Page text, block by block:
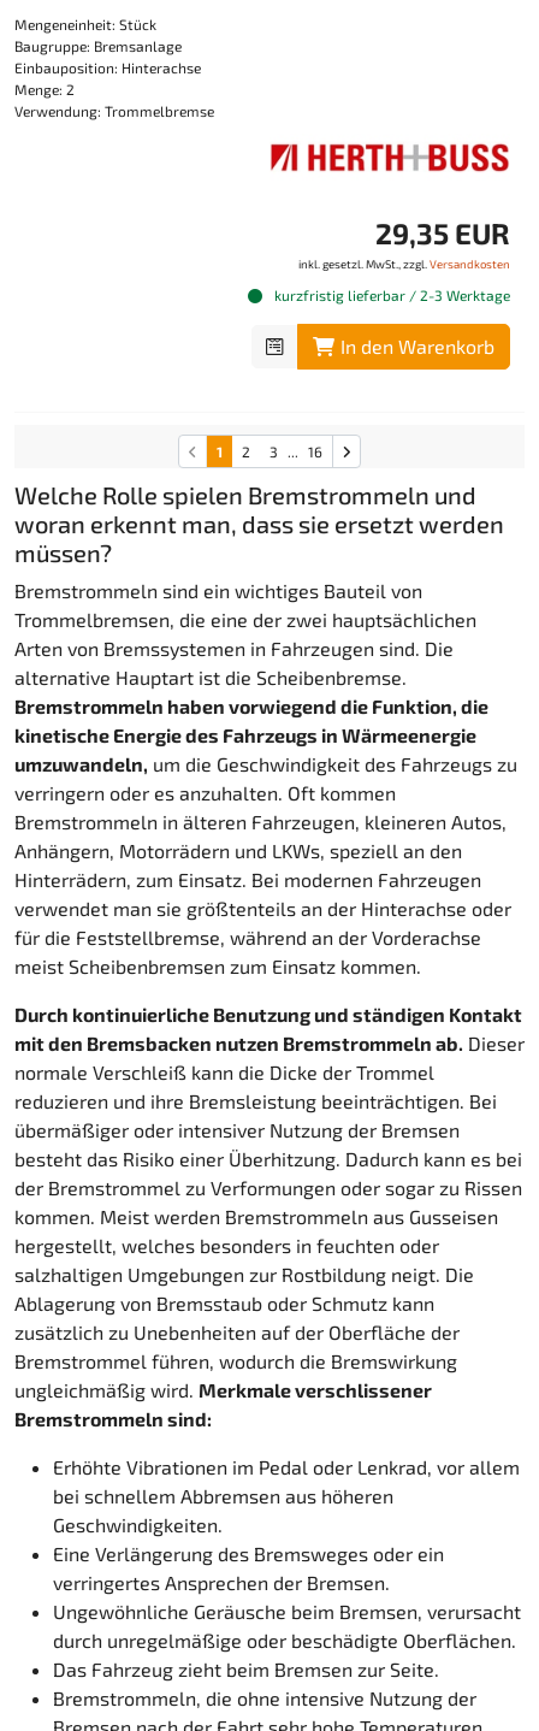
Mengeneinheit: Stück
Baugruppe: Bremsanlage
Einbauposition: Hinterachse
Menge: 2
Verwendung: Trommelbremse
29,35 EUR
inkl. gesetzl. MwSt., zzgl. Versandkosten
kurzfristig lieferbar / 2-3 Werktage
In den Warenkorb
1 2 3 ... 16
Welche Rolle spielen Bremstrommeln und
woran erkennt man, dass sie ersetzt werden
müssen?
Bremstrommeln sind ein wichtiges Bauteil von
Trommelbremsen, die eine der zwei hauptsächlichen
Arten von Bremssystemen in Fahrzeugen sind. Die
alternative Hauptart ist die Scheibenbremse.
Bremstrommeln haben vorwiegend die Funktion, die
kinetische Energie des Fahrzeugs in Wärmeenergie
umzuwandeln, um die Geschwindigkeit des Fahrzeugs zu
verringern oder es anzuhalten. Oft kommen
Bremstrommeln in älteren Fahrzeugen, kleineren Autos,
Anhängern, Motorrädern und LKWs, speziell an den
Hinterrädern, zum Einsatz. Bei modernen Fahrzeugen
verwendet man sie größtenteils an der Hinterachse oder
für die Feststellbremse, während an der Vorderachse
meist Scheibenbremsen zum Einsatz kommen.
Durch kontinuierliche Benutzung und ständigen Kontakt
mit den Bremsbacken nutzen Bremstrommeln ab. Dieser
normale Verschleiß kann die Dicke der Trommel
reduzieren und ihre Bremsleistung beeinträchtigen. Bei
übermäßiger oder intensiver Nutzung der Bremsen
besteht das Risiko einer Überhitzung. Dadurch kann es bei
der Bremstrommel zu Verformungen oder sogar zu Rissen
kommen. Meist werden Bremstrommeln aus Gusseisen
hergestellt, welches besonders in feuchten oder
salzhaltigen Umgebungen zur Rostbildung neigt. Die
Ablagerung von Bremsstaub oder Schmutz kann
zusätzlich zu Unebenheiten auf der Oberfläche der
Bremstrommel führen, wodurch die Bremswirkung
ungleichmäßig wird. Merkmale verschlissener
Bremstrommeln sind:
Erhöhte Vibrationen im Pedal oder Lenkrad, vor allem
bei schnellem Abbremsen aus höheren
Geschwindigkeiten.
Eine Verlängerung des Bremsweges oder ein
verringertes Ansprechen der Bremsen.
Ungewöhnliche Geräusche beim Bremsen, verursacht
durch unregelmäßige oder beschädigte Oberflächen.
Das Fahrzeug zieht beim Bremsen zur Seite.
Bremstrommeln, die ohne intensive Nutzung der